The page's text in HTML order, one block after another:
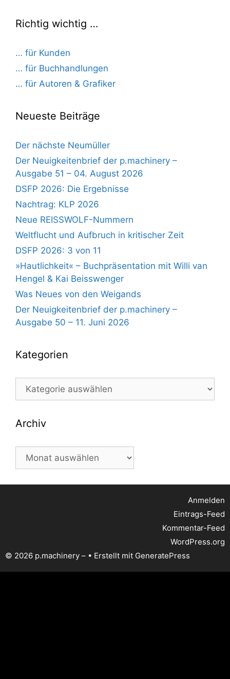
Richtig wichtig …
… für Kunden
… für Buchhandlungen
… für Autoren & Grafiker
Neueste Beiträge
Der nächste Neumüller
Der Neuigkeitenbrief der p.machinery –
Ausgabe 51 – 04. August 2026
DSFP 2026: Die Ergebnisse
Nachtrag: KLP 2026
Neue REISSWOLF-Nummern
Weltflucht und Aufbruch in kritischer Zeit
DSFP 2026: 3 von 11
»Hautlichkeit« – Buchpräsentation mit Willi van
Hengel & Kai Beisswenger
Was Neues von den Weigands
Der Neuigkeitenbrief der p.machinery –
Ausgabe 50 – 11. Juni 2026
Kategorien
Kategorien
Archiv
Archiv
Anmelden
Eintrags-Feed
Kommentar-Feed
WordPress.org
© 2026 p.machinery – • Erstellt mit GeneratePress